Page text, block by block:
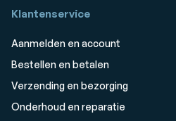
Klantenservice
Aanmelden en account
Bestellen en betalen
Verzending en bezorging
Onderhoud en reparatie